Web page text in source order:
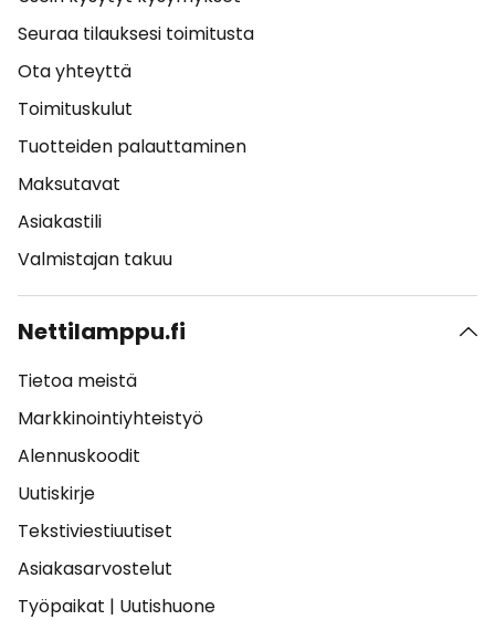
Seuraa tilauksesi toimitusta
Ota yhteyttä
Toimituskulut
Tuotteiden palauttaminen
Maksutavat
Asiakastili
Valmistajan takuu
Nettilamppu.fi
Tietoa meistä
Markkinointiyhteistyö
Alennuskoodit
Uutiskirje
Tekstiviestiuutiset
Asiakasarvostelut
Työpaikat | Uutishuone